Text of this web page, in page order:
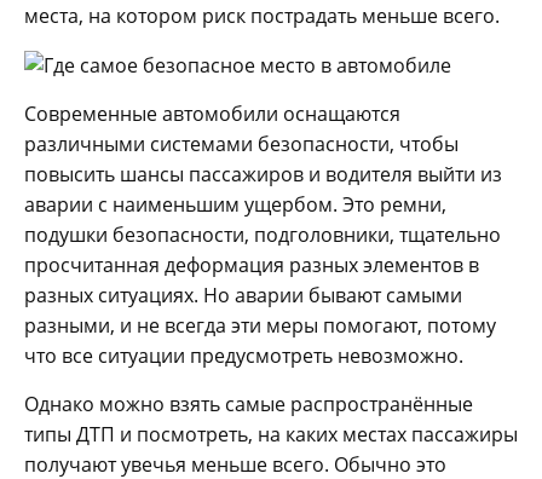
места, на котором риск пострадать меньше всего.
Современные автомобили оснащаются
различными системами безопасности, чтобы
повысить шансы пассажиров и водителя выйти из
аварии с наименьшим ущербом. Это ремни,
подушки безопасности, подголовники, тщательно
просчитанная деформация разных элементов в
разных ситуациях. Но аварии бывают самыми
разными, и не всегда эти меры помогают, потому
что все ситуации предусмотреть невозможно.
Однако можно взять самые распространённые
типы ДТП и посмотреть, на каких местах пассажиры
получают увечья меньше всего. Обычно это